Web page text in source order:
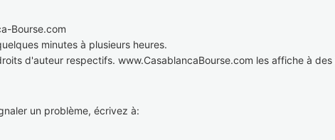
Bourse.com
minutes à plusieurs heures.
d'auteur respectifs. www.CasablancaBourse.com les affiche à
un problème, écrivez à: